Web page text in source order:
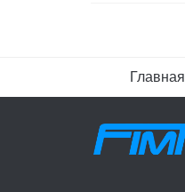
Главная